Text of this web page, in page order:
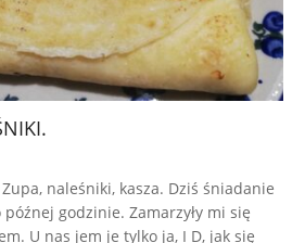
naleśniki, kasza. Dziś śniadanie
godzinie. Zamarzyły mi się
U nas jem je tylko ja, I D, jak się